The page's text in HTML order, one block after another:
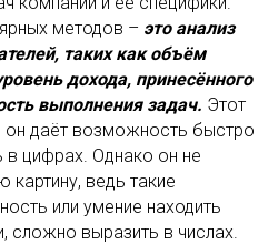
методов – это анализ
таких как объём
дохода, принесённого
выполнения задач. Этот
он даёт возможность быстро
в цифрах. Однако он не
картину, ведь такие
или умение находить
сложно выразить в числах.